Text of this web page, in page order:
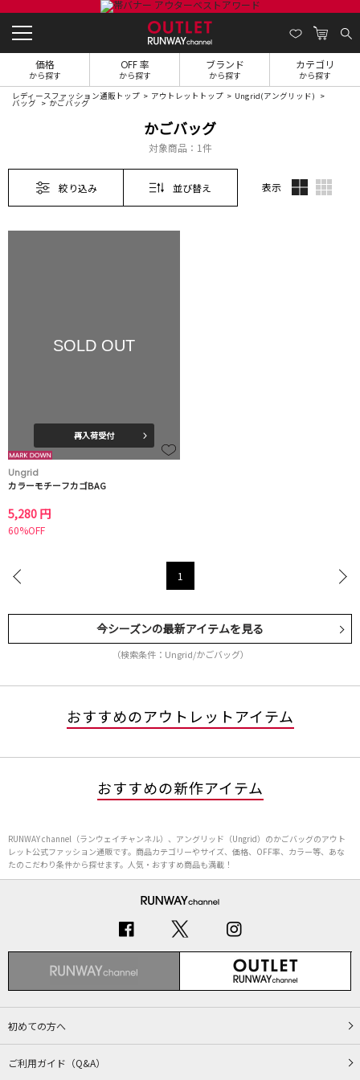
価格
から探す
OFF 率
から探す
ブランド
から探す
カテゴリ
から探す
レディースファッション通販トップ アウトレットトップ Ungrid(アングリッド)
バッグ かごバッグ
かごバッグ
対象商品： 1件
絞り込み 並び替え 表示
SOLD OUT
再入荷受付
Ungrid
カラーモチーフカゴBAG
5,280 円
60%OFF
1
今シーズンの最新アイテムを見る
（検索条件：Ungrid/かごバッグ）
おすすめのアウトレットアイテム
おすすめの新作アイテム
RUNWAY channel（ランウェイチャンネル）、アングリッド（Ungrid）のかごバッグのアウト
レット公式ファッション通販です。商品カテゴリーやサイズ、価格、OFF率、カラー等、あな
たのこだわり条件から探せます。人気・おすすめ商品も満載！
初めての方へ
ご利用ガイド（Q&A）